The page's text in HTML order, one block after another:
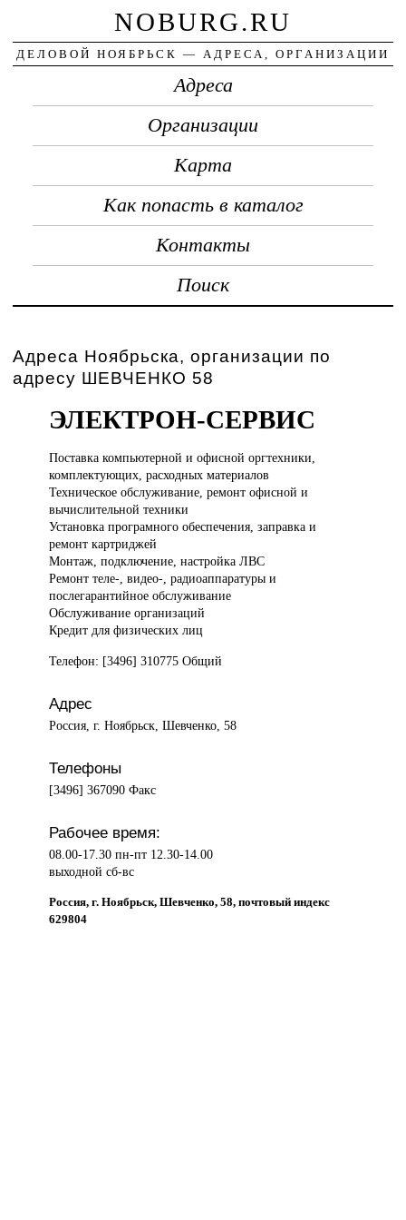
NOBURG.RU
ДЕЛОВОЙ НОЯБРЬСК — АДРЕСА, ОРГАНИЗАЦИИ
Адреса
Организации
Карта
Как попасть в каталог
Контакты
Поиск
Адреса Ноябрьска, организации по
адресу ШЕВЧЕНКО 58
ЭЛЕКТРОН-СЕРВИС
Поставка компьютернойи офисной оргтехники,
комплектующих, расходных материалов
Техническое обслуживание, ремонт офисной и
вычислительной техники
Установка програмного обеспечения, заправка и
ремонт картриджей
Монтаж, подключение, настройка ЛВС
Ремонт теле-, видео-, радиоаппаратуры и
послегарантийное обслуживание
Обслуживание организаций
Кредит для физических лиц
Телефон: [3496] 310775 Общий
Адрес
Россия, г. Ноябрьск, Шевченко, 58
Телефоны
[3496] 367090 Факс
Рабочее время:
08.00-17.30 пн-пт 12.30-14.00
выходной сб-вс
Россия, г. Ноябрьск, Шевченко, 58, почтовый индекс
629804